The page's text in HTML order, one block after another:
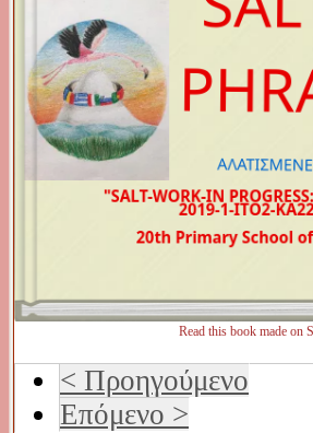
Read this book made on
< Προηγούμενο
Επόμενο >